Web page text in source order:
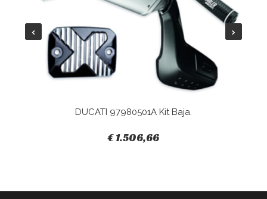
DUCATI 97980501A Kit Baja.
€ 1.506,66